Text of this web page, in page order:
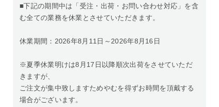
■下記の期間中は「受注・出荷・お問い合わせ対応」を含
む全ての業務を休業とさせていただきます。
休業期間：2026年8月11日～2026年8月16日
※夏季休業明けは8月17日以降順次出荷をさせていただ
きますが、
ご注文が集中致しますためやむを得ずお時間を頂戴する
場合がございます。